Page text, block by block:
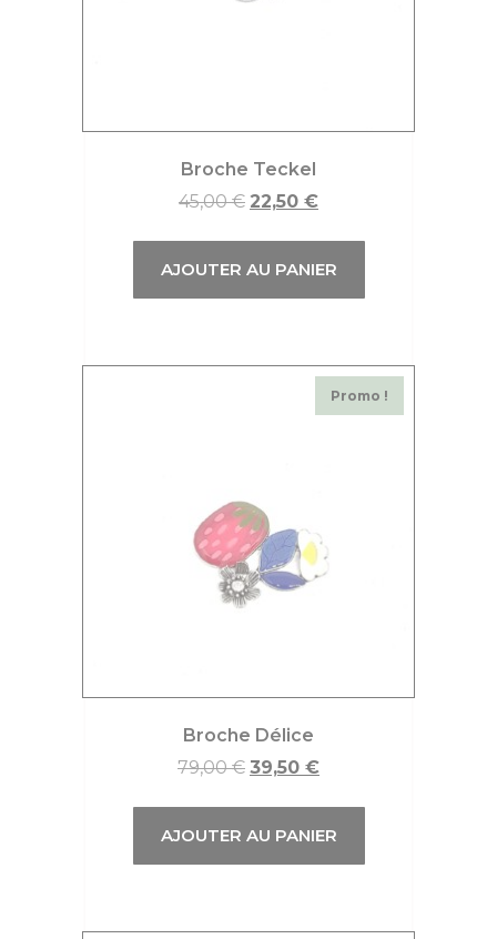
Broche Teckel
45,00€ 22,50 €
AJOUTER AU PANIER
Promo !
Broche Délice
79,00€ 39,50 €
AJOUTER AU PANIER